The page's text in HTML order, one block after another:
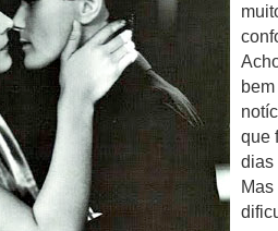
que
dias
Mas